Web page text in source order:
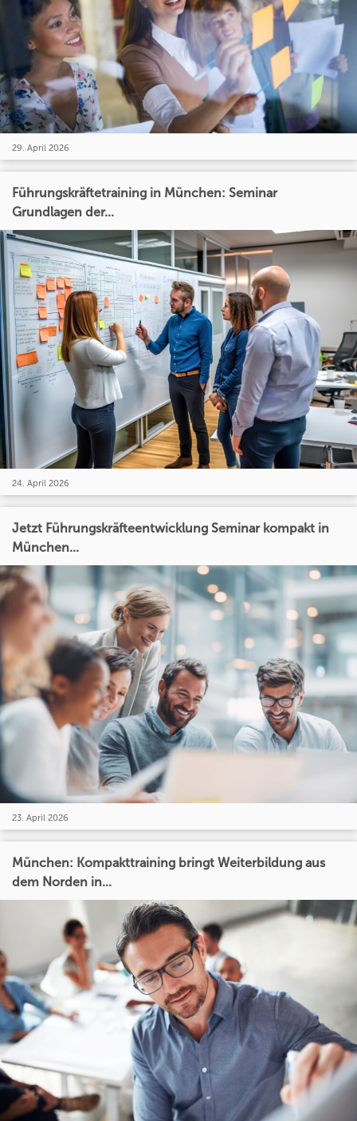
29. April 2026
Führungskräftetraining in München: Seminar
Grundlagen der...
24. April 2026
Jetzt Führungskräfteentwicklung Seminar kompakt in
München...
23. April 2026
München: Kompakttraining bringt Weiterbildung aus
dem Norden in...